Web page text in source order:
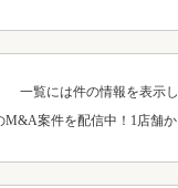
一覧には件の情報を表示
M&A案件を配信中！1店